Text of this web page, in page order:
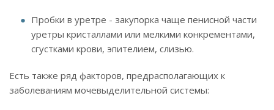
Пробки в уретре - закупорка чаще пенисной части
уретры кристаллами или мелкими конкрементами,
сгустками крови, эпителием, слизью.
Есть также ряд факторов, предрасполагающих к
заболеваниям мочевыделительной системы: